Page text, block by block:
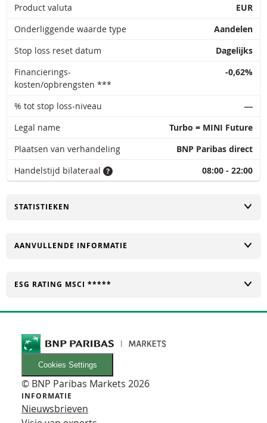
Product valuta
EUR
Onderliggende waarde type
Aandelen
Stop loss reset datum
Dagelijks
Financierings-
kosten/opbrengsten ***
-0,62%
% tot stop loss-niveau
―
Legal name
Turbo = MINI Future
Plaatsen van verhandeling
BNP Paribas direct
Handelstijd bilateraal
08:00 - 22:00
TOGGLE
STATISTIEKEN
TOGGLE
AANVULLENDE INFORMATIE
TOGGLE
ESG RATING MSCI *****
Cookies Settings
© BNP Paribas Markets 2026
INFORMATIE
Nieuwsbrieven